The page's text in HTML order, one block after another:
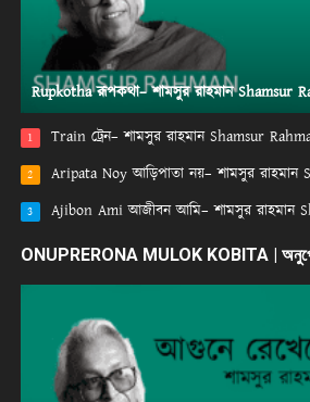
Rupkotha রূপকথা– শামসুর রাহমান Shamsur
1 Train ট্রেন– শামসুর রাহমান Shamsur
2 Aripata Noy আড়িপাতা নয়– শামসুর রাহমান
3 Ajibon Ami আজীবন আমি– শামসুর রাহমান
ONUPRERONA MULOK KOBITA |